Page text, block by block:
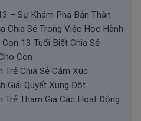
– Sự Khám Phá Bản Thân
Chia Sẻ Trong Việc Học Hành
13 Tuổi Biết Chia Sẻ
Con
Trẻ Chia Sẻ Cảm Xúc
Giải Quyết Xung Đột
Trẻ Tham Gia Các Hoạt Động